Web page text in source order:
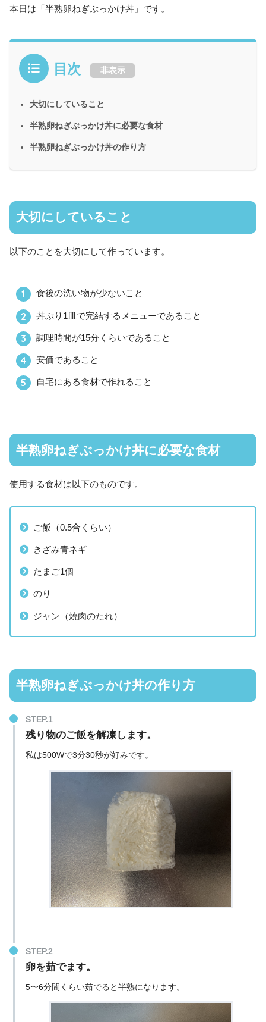
本日は「半熟卵ねぎぶっかけ丼」です。
目次 非表示
大切にしていること
半熟卵ねぎぶっかけ丼に必要な食材
半熟卵ねぎぶっかけ丼の作り方
大切にしていること
以下のことを大切にして作っています。
食後の洗い物が少ないこと
丼ぶり1皿で完結するメニューであること
調理時間が15分くらいであること
安価であること
自宅にある食材で作れること
半熟卵ねぎぶっかけ丼に必要な食材
使用する食材は以下のものです。
ご飯（0.5合くらい）
きざみ青ネギ
たまご1個
のり
ジャン（焼肉のたれ）
半熟卵ねぎぶっかけ丼の作り方
残り物のご飯を解凍します。
私は500Wで3分30秒が好みです。
卵を茹でます。
5〜6分間くらい茹でると半熟になります。